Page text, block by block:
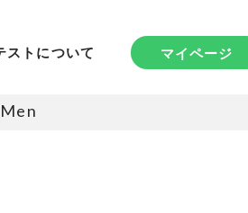
ストについて マイページ